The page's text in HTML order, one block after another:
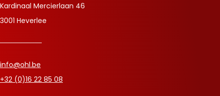
Kardinaal Mercierlaan 46
3001 Heverlee
info@ohl.be
+32 (0)16 22 85 08